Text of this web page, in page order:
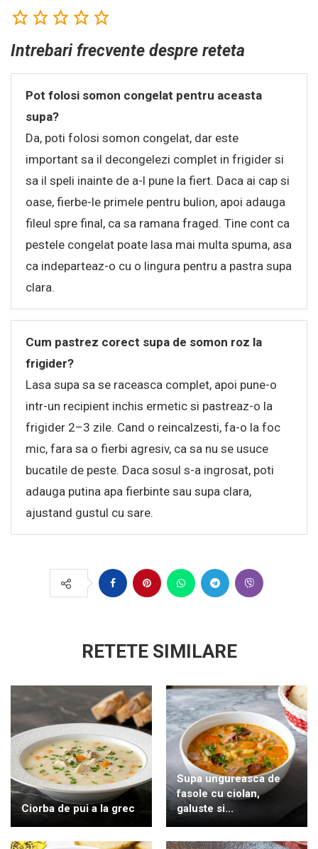
Intrebari frecvente despre reteta
Pot folosi somon congelat pentru aceasta
supa?
Da, poti folosi somon congelat, dar este
important sa il decongelezi complet in frigider si
sa il speli inainte de a-l pune la fiert. Daca ai cap si
oase, fierbe-le primele pentru bulion, apoi adauga
fileul spre final, ca sa ramana fraged. Tine cont ca
pestele congelat poate lasa mai multa spuma, asa
ca indeparteaz-o cu o lingura pentru a pastra supa
clara.
Cum pastrez corect supa de somon roz la
frigider?
Lasa supa sa se raceasca complet, apoi pune-o
intr-un recipient inchis ermetic si pastreaz-o la
frigider 2–3 zile. Cand o reincalzesti, fa-o la foc
mic, fara sa o fierbi agresiv, ca sa nu se usuce
bucatile de peste. Daca sosul s-a ingrosat, poti
adauga putina apa fierbinte sau supa clara,
ajustand gustul cu sare.
RETETE SIMILARE
Ciorba de pui a la grec
Supa ungureasca de
fasole cu ciolan,
galuste si...